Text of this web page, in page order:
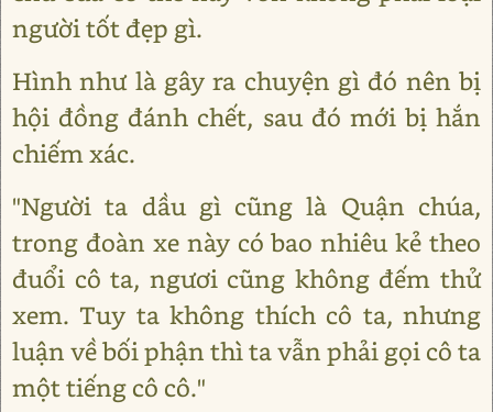
người tốt đẹp gì.
Hình như là gây ra chuyện gì đó nên bị
hội đồng đánh chết, sau đó mới bị hắn
chiếm xác.
"Người ta dầu gì cũng là Quận chúa,
trong đoàn xe này có bao nhiêu kẻ theo
đuổi cô ta, ngươi cũng không đếm thử
xem. Tuy ta không thích cô ta, nhưng
luận về bối phận thì ta vẫn phải gọi cô ta
một tiếng cô cô."